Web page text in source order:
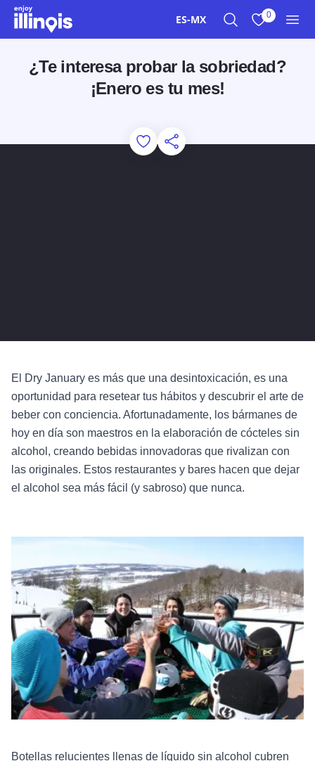
Ir al contenido principal
ES-MX 0
¿Te interesa probar la sobriedad?
¡Enero es tu mes!
Add to Favorites
Compartir esta página
El Dry January es más que una desintoxicación, es una
oportunidad para resetear tus hábitos y descubrir el arte de
beber con conciencia. Afortunadamente, los bármanes de
hoy en día son maestros en la elaboración de cócteles sin
alcohol, creando bebidas innovadoras que rivalizan con
las originales. Estos restaurantes y bares hacen que dejar
el alcohol sea más fácil (y sabroso) que nunca.
Botellas relucientes llenas de líquido sin alcohol cubren